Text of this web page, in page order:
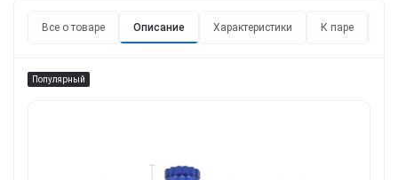
Все о товаре Описание Характеристики К паре
Популярный